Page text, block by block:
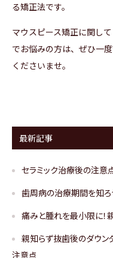
る矯正法です。
マウスピース矯正に関し
でお悩みの方は、ぜひ一
くださいませ。
最新記事
セラミック治療後の注意
歯周病の治療期間を知ろ
痛みと腫れを最小限に
親知らず抜歯後のダウ
注意点